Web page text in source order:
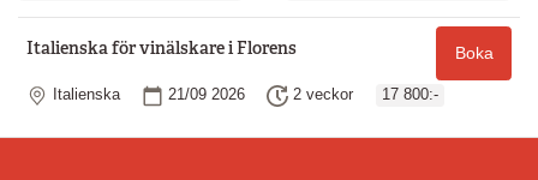
Italienska för vinälskare i Florens Boka
Plats
Italienska Startdatum
21/09 2026 Längd
2 veckor 17 800:-